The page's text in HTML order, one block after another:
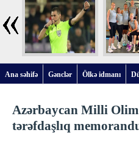
Ana səhifə Gənclər Ölkə idmanı
Azərbaycan Milli
tərəfdaşlıq